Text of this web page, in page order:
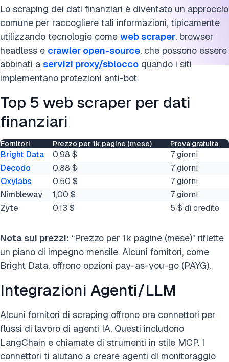
Lo scraping dei dati finanziari è diventato un approccio
comune per raccogliere tali informazioni, tipicamente
utilizzando tecnologie come web scraper, browser
headless e crawler open-source, che possono essere
abbinati a servizi proxy/sblocco quando i siti
implementano protezioni anti-bot.
Top 5 web scraper per dati
finanziari
Fornitori Prezzo per 1k pagine (mese) Prova gratuita
Bright Data 0,98 $
7 giorni
Decodo
0,88 $
7 giorni
Oxylabs
0,50 $
7 giorni
Nimbleway
1,00 $
7 giorni
Zyte
0,13 $ 5 $ di credito
Nota sui prezzi: “Prezzo per 1k pagine (mese)” riflette
un piano di impegno mensile. Alcuni fornitori, come
Bright Data, offrono opzioni pay-as-you-go (PAYG).
Integrazioni Agenti/LLM
Alcuni fornitori di scraping offrono ora connettori per
flussi di lavoro di agenti IA. Questi includono
LangChain e chiamate di strumenti in stile MCP. I
connettori ti aiutano a creare agenti di monitoraggio